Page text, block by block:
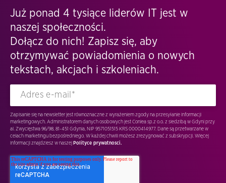
Już ponad 4 tysiące liderów IT jest w
naszej społeczności.
Dołącz do nich! Zapisz się, aby
otrzymywać powiadomienia o nowych
tekstach, akcjach i szkoleniach.
Zapisanie się na newsletter jest równoznaczne z wyrażeniem zgody na przesyłanie informacji
marketingowych. Administratorem danych osobowych jest Conlea sp.z o.o. z siedzibą w Gdyni przy
al. Zwycięstwa 96/98, 81-451 Gdynia, NIP 9571051515 KRS 0000414977. Dane są przetwarzane w
celach marketingu bezpośredniego. W każdej chwili możesz zrezygnować z subskrypcji. Więcej
informacji znajdziesz w naszej Polityce prywatnosci.